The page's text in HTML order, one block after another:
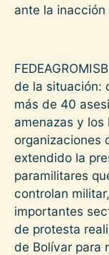
ante la
de la situación:
más de 40
amenazas y
organizaciones
extendido la
paramilitares
controlan
importantes
de protesta
de Bolívar para